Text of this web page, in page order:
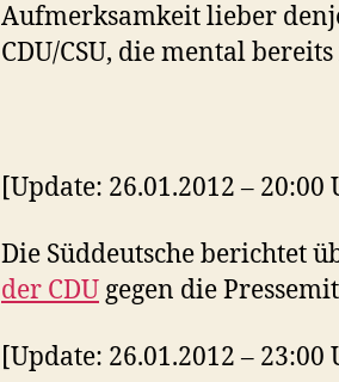
Aufmerksamkeit lieber
CDU/CSU, die mental
[Update: 26.01.2012 – 20:00
Die Süddeutsche berichtet
der CDU gegen die
[Update: 26.01.2012 – 23:00